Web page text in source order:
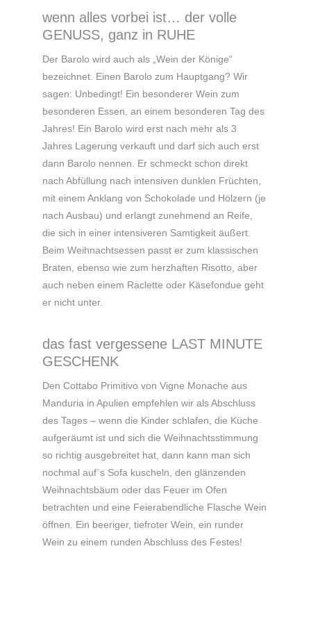
wenn alles vorbei ist… der volle
GENUSS, ganz in RUHE
Der Barolo wird auch als „Wein der Könige“
bezeichnet. Einen Barolo zum Hauptgang? Wir
sagen: Unbedingt! Ein besonderer Wein zum
besonderen Essen, an einem besonderen Tag des
Jahres! Ein Barolo wird erst nach mehr als 3
Jahres Lagerung verkauft und darf sich auch erst
dann Barolo nennen. Er schmeckt schon direkt
nach Abfüllung nach intensiven dunklen Früchten,
mit einem Anklang von Schokolade und Hölzern (je
nach Ausbau) und erlangt zunehmend an Reife,
die sich in einer intensiveren Samtigkeit äußert.
Beim Weihnachtsessen passt er zum klassischen
Braten, ebenso wie zum herzhaften Risotto, aber
auch neben einem Raclette oder Käsefondue geht
er nicht unter.
das fast vergessene LAST MINUTE
GESCHENK
Den Cottabo Primitivo von Vigne Monache aus
Manduria in Apulien empfehlen wir als Abschluss
des Tages – wenn die Kinder schlafen, die Küche
aufgeräumt ist und sich die Weihnachtsstimmung
so richtig ausgebreitet hat, dann kann man sich
nochmal auf´s Sofa kuscheln, den glänzenden
Weihnachtsbäum oder das Feuer im Ofen
betrachten und eine Feierabendliche Flasche Wein
öffnen. Ein beeriger, tiefroter Wein, ein runder
Wein zu einem runden Abschluss des Festes!